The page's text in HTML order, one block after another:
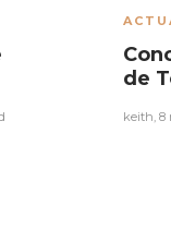
de
keith 8